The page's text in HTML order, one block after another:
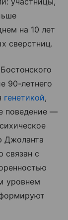
на 10 лет
сверстниц.
90-летнего
генетикой,
поведение —
Джоланта
связан с
уровнем